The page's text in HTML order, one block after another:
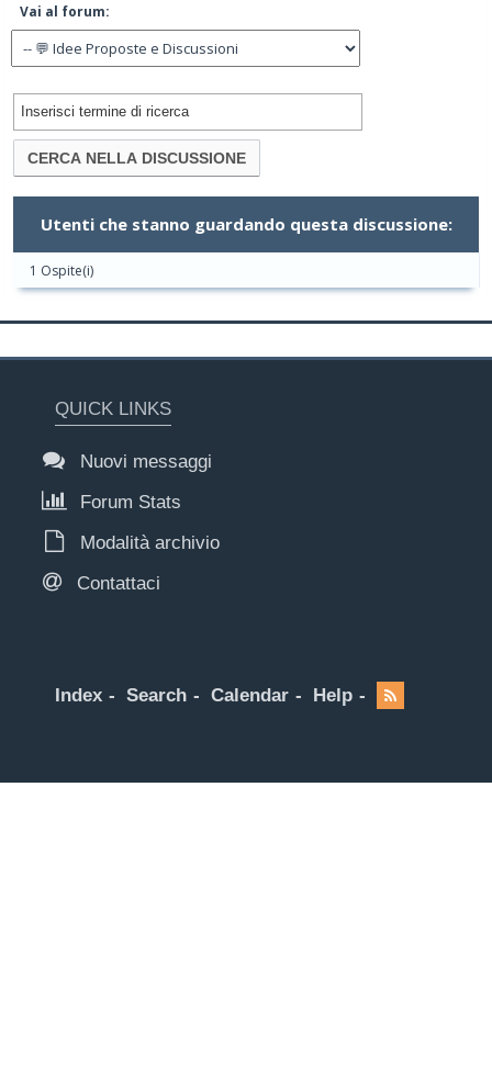
Vai al forum:
Utenti che stanno guardando questa discussione:
1 Ospite(i)
QUICK LINKS
Nuovi messaggi
Forum Stats
Modalità archivio
Contattaci
Index Search Calendar Help